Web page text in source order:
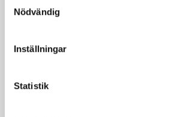
Nödvändig
Inställningar
Statistik
Västerbottensost®